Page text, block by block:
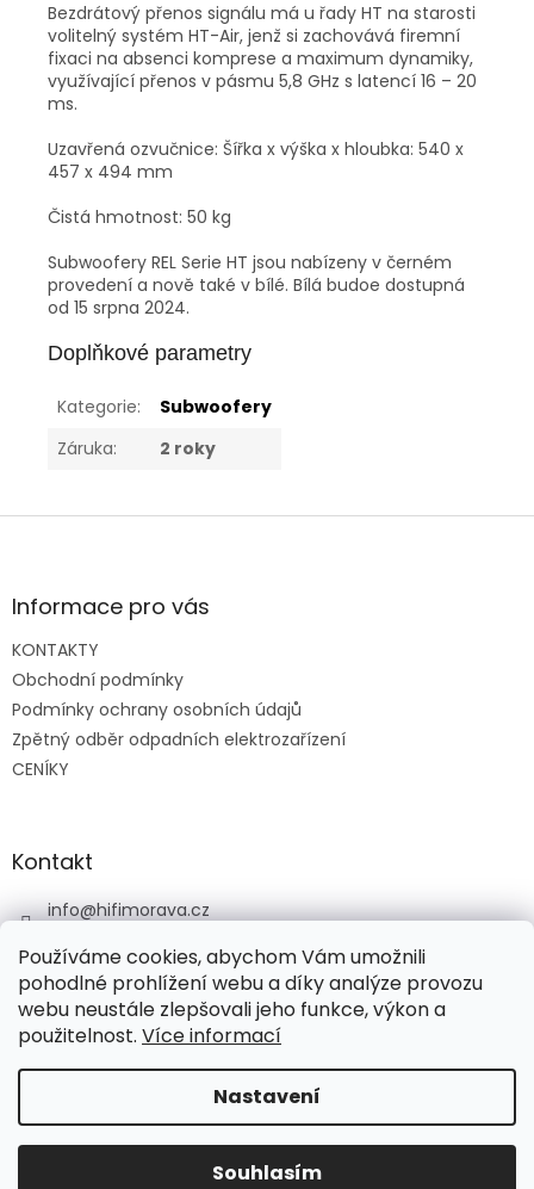
Používáme cookies, abychom Vám umožnili
pohodlné prohlížení webu a díky analýze provozu
webu neustále zlepšovali jeho funkce, výkon a
použitelnost. Více informací
Nastavení
Souhlasím
Bezdrátový přenos signálu má u řady HT na starosti
volitelný systém HT-Air, jenž si zachovává firemní
fixaci na absenci komprese a maximum dynamiky,
využívající přenos v pásmu 5,8 GHz s latencí 16 – 20
ms.
Uzavřená ozvučnice: Šířka x výška x hloubka: 540 x
457 x 494 mm
Čistá hmotnost: 50 kg
Subwoofery REL Serie HT jsou nabízeny v černém
provedení a nově také v bílé. Bílá budoe dostupná
od 15 srpna 2024.
Doplňkové parametry
Kategorie:
Subwoofery
Záruka: 2 roky
Z
aInformace pro vás
KONTAKTY
Obchodní podmínky
Podmínky ochrany osobních údajů
Zpětný odběr odpadních elektrozařízení
CENÍKY
Kontakt
info@hifimorava.cz
+420 722 705 125
+420 774 037 152
HI-FI Morava
Vytvořil Shoptet
HI-FI Morava. Všechna práva vyhrazena.